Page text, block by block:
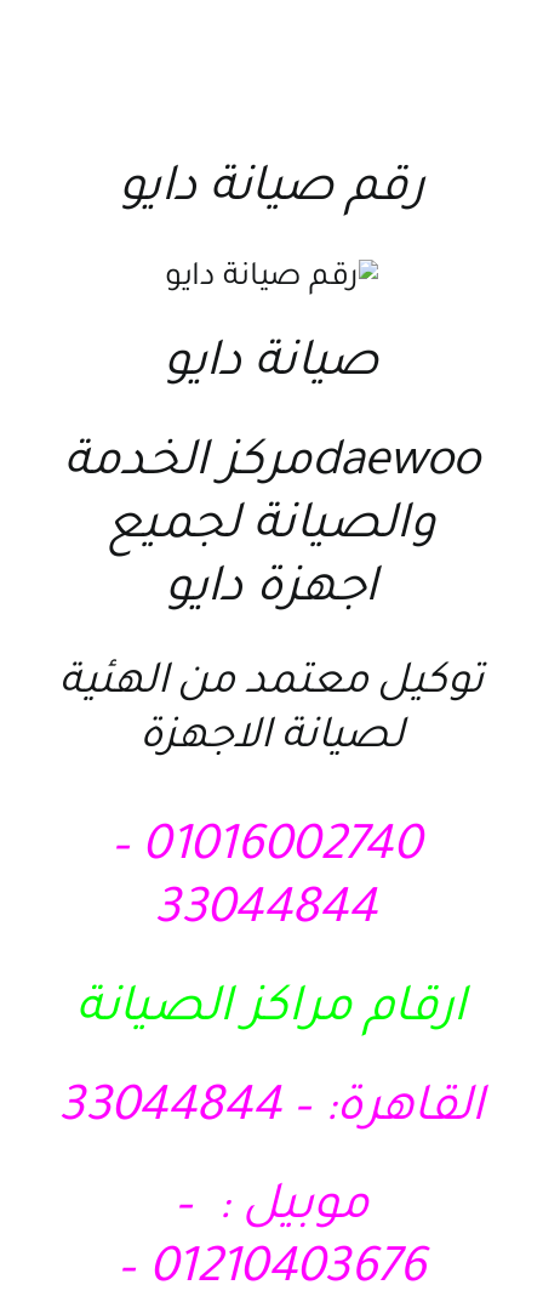
رقم صيانة دايو
صيانة دايو
daewooمركز الخدمة
والصيانة لجميع
اجهزة دايو
توكيل معتمد من الهئية
لصيانة الاجهزة
01016002740 –
33044844
ارقام مراكز الصيانة
القاهرة: – 33044844
موبيل : –
01210403676 –